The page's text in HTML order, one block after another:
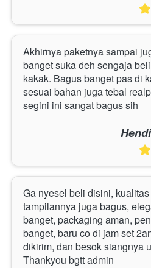
Akhirnya paketnya sampai
banget suka deh sengaja
kakak. Bagus banget pas di
sesuai bahan juga tebal
segini ini sangat bagus sih
Ga nyesel beli disini,
tampilannya juga bagus,
banget, packaging aman,
banget, baru co di jam set
dikirim, dan besok siangnya
Thankyou bgtt admin